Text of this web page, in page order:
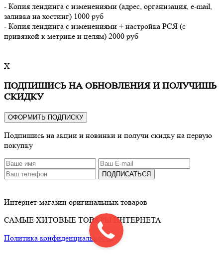
- Копия лендинга с изменениями (адрес, организация, e-mail,
заливка на хостинг) 1000 руб
- Копия лендинга с изменениями + настройка РСЯ (с
привязкой к метрике и целям) 2000 руб
X
ПОДПИШИСЬ НА ОБНОВЛЕНИЯ И ПОЛУЧИШЬ
СКИДКУ
ОФОРМИТЬ ПОДПИСКУ
Подпишись на акции и новинки и получи скидку на первую
покупку
ПОДПИСАТЬСЯ
Интернет-магазин оригинальных товаров
САМЫЕ ХИТОВЫЕ ТОВАРЫ ИНТЕРНЕТА
Политика конфиденциальности